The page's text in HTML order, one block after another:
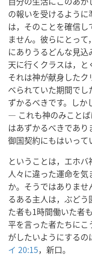
の報いを受けるよう
は，そのことを確信
ません。彼らにとっ
にありうるどんな見
天に行くクラスは，と
それは神が献身した
べられていた期間で
ずかるべきです。しか
― これも神のみこと
はあずかるべきであ
御国契約にもはいって
ということは，エホバ
人々に違った運命を
か。そうではありませ
るある主人は，ぶど
た者も1時間働いた者
平を言った者たちに
がしたいようにする
イ 20:15，新口。